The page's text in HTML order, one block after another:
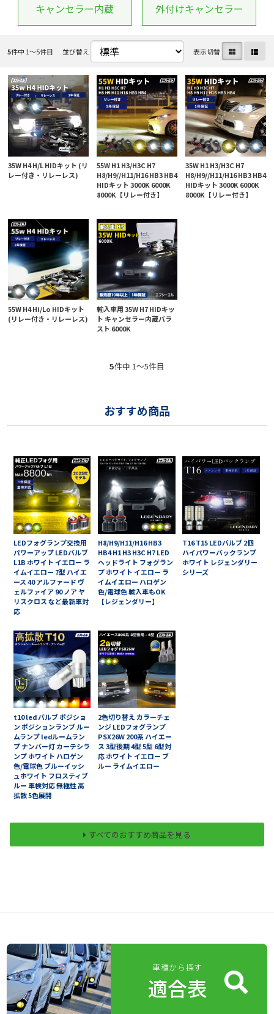
キャンセラー内蔵 外付けキャンセラー
5件中 1〜5件目 並び替え 表示切替
35W H4 H/L HIDキット (リ
レー付き・リレーレス)
55W H1 H3/H3C H7
H8/H9//H11/H16 HB3 HB4
HIDキット 3000K 6000K
8000K【リレー付き】
35W H1 H3/H3C H7
H8/H9//H11/H16 HB3 HB4
HIDキット 3000K 6000K
8000K【リレー付き】
55W H4 Hi/Lo HIDキット
(リレー付き・リレーレス)
輸入車用 35W H7 HIDキッ
ト キャンセラー内蔵バラ
スト 6000K
5件中 1〜5件目
おすすめ商品
LEDフォグランプ交換用
パワーアップ LEDバルブ
L1B ホワイト イエロー ラ
イムイエロー 7型 ハイエ
ース 40 アルファード ヴ
ェルファイア 90 ノア ヤ
リスクロス など最新車対
応
H8/H9/H11/H16 HB3
HB4 H1 H3 H3C H7 LED
ヘッドライト フォグラン
プ ホワイト イエロー ラ
イムイエロー ハロゲン
色/電球色 輸入車もOK
【レジェンダリー】
T16 T15 LEDバルブ 2個
ハイパワーバックランプ
ホワイト レジェンダリー
シリーズ
t10 led バルブ ポジショ
ン ポジションランプ ルー
ムランプ ledルームラン
プ ナンバー灯 カーテシラ
ンプ ホワイト ハロゲン
色/電球色 ブルーイッシ
ュホワイト フロスティブ
ルー 車検対応 無極性 高
拡散 5色展開
2色切り替え カラーチェ
ンジ LEDフォグランプ
PSX26W 200系 ハイエー
ス 3型後期 4型 5型 6型対
応 ホワイト イエロー ブ
ルー ライムイエロー
すべてのおすすめ商品を見る
車種から探す
適合表